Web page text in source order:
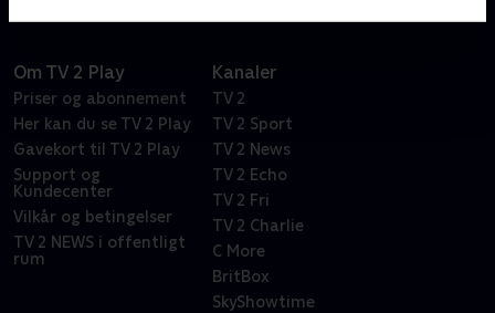
Om TV 2 Play
Priser og abonnement
Her kan du se TV 2 Play
Gavekort til TV 2 Play
Support og
Kundecenter
Vilkår og betingelser
TV 2 NEWS i offentligt
rum
Kanaler
TV 2
TV 2 Sport
TV 2 News
TV 2 Echo
TV 2 Fri
TV 2 Charlie
C More
BritBox
SkyShowtime